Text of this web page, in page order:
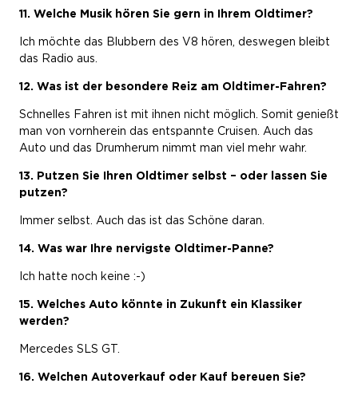
11. Welche Musik hören Sie gern in Ihrem Oldtimer?
Ich möchte das Blubbern des V8 hören, deswegen bleibt
das Radio aus.
12. Was ist der besondere Reiz am Oldtimer-Fahren?
Schnelles Fahren ist mit ihnen nicht möglich. Somit genießt
man von vornherein das entspannte Cruisen. Auch das
Auto und das Drumherum nimmt man viel mehr wahr.
13. Putzen Sie Ihren Oldtimer selbst – oder lassen Sie
putzen?
Immer selbst. Auch das ist das Schöne daran.
14. Was war Ihre nervigste Oldtimer-Panne?
Ich hatte noch keine :-)
15. Welches Auto könnte in Zukunft ein Klassiker
werden?
Mercedes SLS GT.
16. Welchen Autoverkauf oder Kauf bereuen Sie?